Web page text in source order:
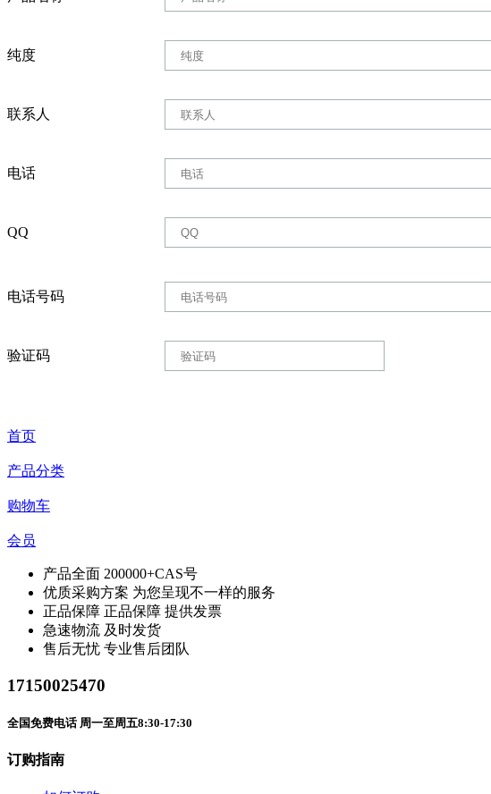
纯度
联系人
电话
QQ
电话号码
验证码
首页
产品分类
购物车
会员
产品全面 200000+CAS号
优质采购方案 为您呈现不一样的服务
正品保障 正品保障 提供发票
急速物流 及时发货
售后无忧 专业售后团队
17150025470
全国免费电话 周一至周五8:30-17:30
订购指南